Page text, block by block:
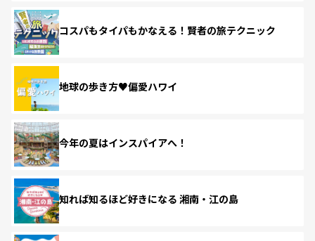
コスパもタイパもかなえる！賢者の旅テクニック
地球の歩き方♥偏愛ハワイ
今年の夏はインスパイアへ！
知れば知るほど好きになる 湘南・江の島